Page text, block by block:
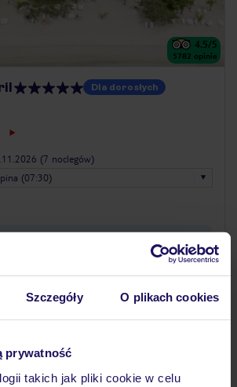
Szczegóły O plikach cookies
prywatność
takich jak pliki cookie w celu
4.5/5
5782 opinie
Dla dorosłych
(7 noclegów)
(07:30)
(18+)